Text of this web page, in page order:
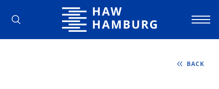
Hamburg University of Applied
BACK